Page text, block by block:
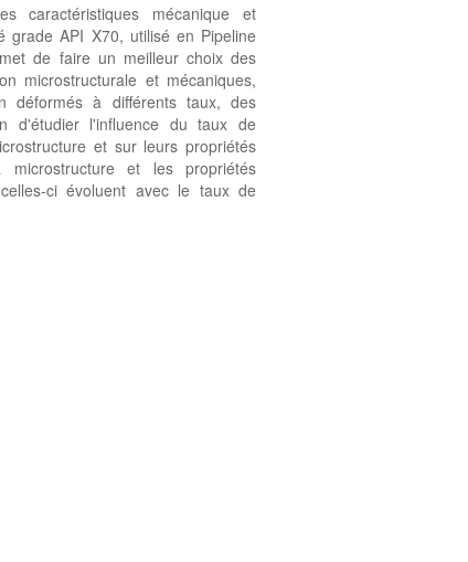
caractéristiques mécanique et
grade API X70, utilisé en Pipeline
de faire un meilleur choix des
microstructurale et mécaniques,
déformés à différents taux, des
d'étudier l'influence du taux de
et sur leurs propriétés
et les propriétés
ci évoluent avec le taux de